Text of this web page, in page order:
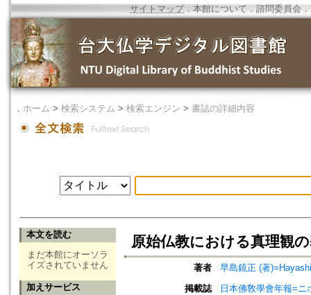
サイトマップ．本館について ． 諮問委員会 ．
． ホーム > 検索システム > 検索エンジン > 書誌の詳細内容
本文を読む
まだ本館にオーソラ
イズされていません
加えサービス
原始仏教における真理観
著者
早島鏡正 (著
掲載誌
日本佛敎學會年報=